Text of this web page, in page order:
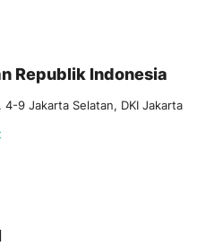
Republik Indonesia
4-9 Jakarta Selatan, DKI Jakarta